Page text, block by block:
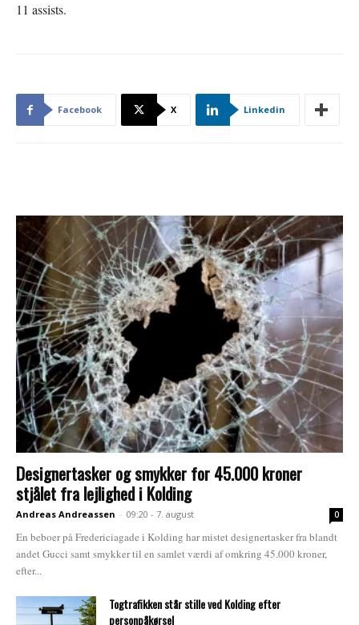
11 assists.
Facebook X Linkedin
Designertasker og smykker for 45.000 kroner
stjålet fra lejlighed i Kolding
Andreas Andreassen - 09:20 - 7. august 0
En beboer på Fredericiagade i Kolding har mistet designertasker fra blandt
andet Gucci samt smykker til en samlet værdi af omkring 45.000 kroner,
efter...
Togtrafikken står stille ved Kolding efter
personpåkørsel